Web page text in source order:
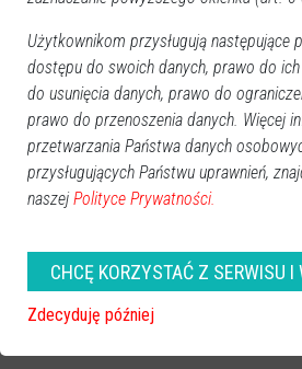
2021-01-08 13:37
Użytkownikom przysługują następujące
dostępu do swoich danych, prawo do
do usunięcia danych, prawo do
prawo do przenoszenia danych. Więcej
przetwarzania Państwa danych
przysługujących Państwu uprawnień,
naszej Polityce Prywatności.
CHCĘ KORZYSTAĆ Z SERWISU
Zdecyduję później